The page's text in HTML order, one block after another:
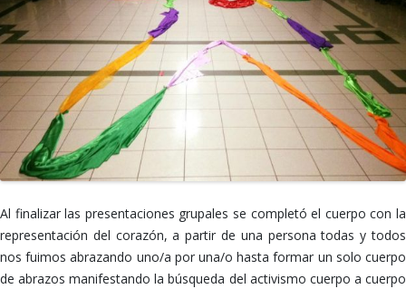
Al finalizar las presentaciones grupales se completó el cuerpo con la
representación del corazón, a partir de una persona todas y todos
nos fuimos abrazando uno/a por una/o hasta formar un solo cuerpo
de abrazos manifestando la búsqueda del activismo cuerpo a cuerpo